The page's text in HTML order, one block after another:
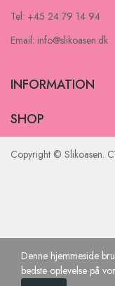
Tel: +45 24 79 14 94
Email: info@slikoasen.dk
INFORMATION
SHOP
Copyright © Slikoasen.
Denne hjemmeside
bedste oplevelse på